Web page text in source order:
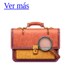
Ver más